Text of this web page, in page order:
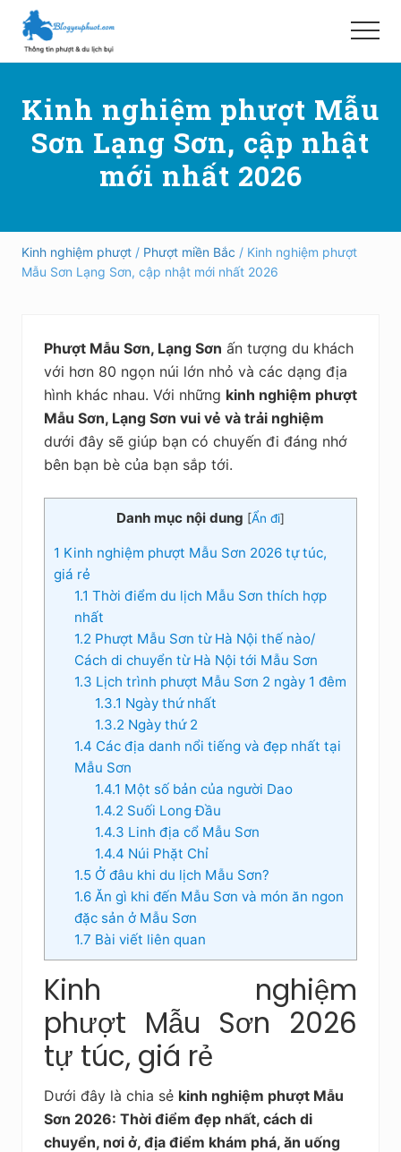
Menu
Skip
main
qua
primary
Hướng
phượt,
lịch
và
ngoài
nước
an
nghiệm,
kiệm
Menu
Kinh nghiệm phượt Mẫu
Sơn Lạng Sơn, cập nhật
mới nhất 2026
Kinh nghiệm phượt / Phượt miền Bắc / Kinh nghiệm phượt
Mẫu Sơn Lạng Sơn, cập nhật mới nhất 2026
Phượt Mẫu Sơn, Lạng Sơn ấn tượng du khách
với hơn 80 ngọn núi lớn nhỏ và các dạng địa
hình khác nhau. Với những kinh nghiệm phượt
Mẫu Sơn, Lạng Sơn vui vẻ và trải nghiệm
dưới đây sẽ giúp bạn có chuyến đi đáng nhớ
bên bạn bè của bạn sắp tới.
Danh mục nội dung [Ẩn đi]
1 Kinh nghiệm phượt Mẫu Sơn 2026 tự túc,
giá rẻ
1.1 Thời điểm du lịch Mẫu Sơn thích hợp
nhất
1.2 Phượt Mẫu Sơn từ Hà Nội thế nào/
Cách di chuyển từ Hà Nội tới Mẫu Sơn
1.3 Lịch trình phượt Mẫu Sơn 2 ngày 1 đêm
1.3.1 Ngày thứ nhất
1.3.2 Ngày thứ 2
1.4 Các địa danh nổi tiếng và đẹp nhất tại
Mẫu Sơn
1.4.1 Một số bản của người Dao
1.4.2 Suối Long Đầu
1.4.3 Linh địa cổ Mẫu Sơn
1.4.4 Núi Phặt Chỉ
1.5Ở đâu khi du lịch Mẫu Sơn?
1.6Ăn gì khi đến Mẫu Sơn và món ăn ngon
đặc sản ở Mẫu Sơn
1.7 Bài viết liên quan
Kinh nghiệm
phượt Mẫu Sơn 2026
tự túc, giá rẻ
Dưới đây là chia sẻ kinh nghiệm phượt Mẫu
Sơn 2026: Thời điểm đẹp nhất, cách di
chuyển, nơi ở, địa điểm khám phá, ăn uống